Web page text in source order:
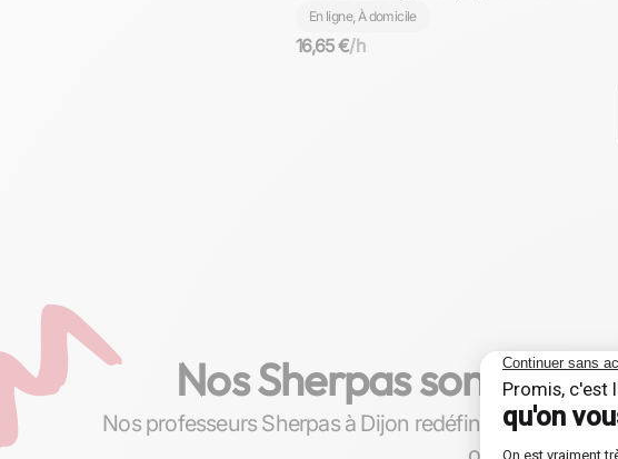
En ligne, À domicile
16,65 €/h
Nos Sherpas sont vos
Nos professeurs Sherpas à Dijon redéfinissent